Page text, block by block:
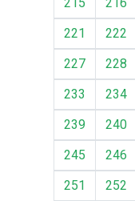
221
222
227
228
233
234
239
240
245
246
251
252